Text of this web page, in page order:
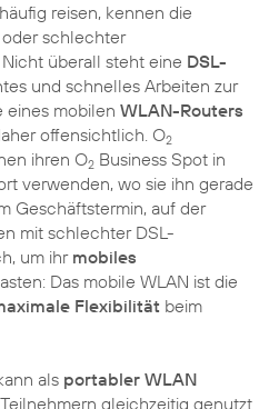
reisen, kennen die
schlechter
überall steht eine DSL-
und schnelles Arbeiten zur
eines mobilen WLAN-Routers
offensichtlich. O2
ihren O2 Business Spot in
verwenden, wo sie ihn gerade
Geschäftstermin, auf der
mit schlechter DSL-
um ihr mobiles
Das mobile WLAN ist die
Flexibilität beim
als portabler WLAN
gleichzeitig genutzt